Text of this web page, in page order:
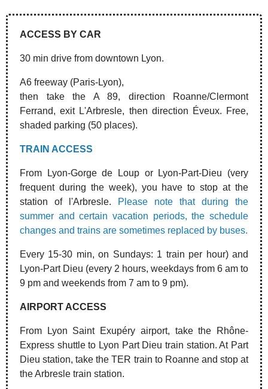
ACCESS BY CAR
30 min drive from downtown Lyon.
A6 freeway (Paris-Lyon),
then take the A 89, direction Roanne/Clermont
Ferrand, exit L'Arbresle, then direction Éveux. Free,
shaded parking (50 places).
TRAIN ACCESS
From Lyon-Gorge de Loup or Lyon-Part-Dieu (very
frequent during the week), you have to stop at the
station of l'Arbresle.
Please note that during the
summer and certain vacation periods, the schedule
changes and trains are sometimes replaced by buses.
Every 15-30 min, on Sundays: 1 train per hour) and
Lyon-Part Dieu (every 2 hours, weekdays from 6 am to
9 pm and weekends from 7 am to 9 pm).
AIRPORT ACCESS
From Lyon Saint Exupéry airport, take the Rhône-
Express shuttle to Lyon Part Dieu train station. At Part
Dieu station, take the TER train to Roanne and stop at
the Arbresle train station.